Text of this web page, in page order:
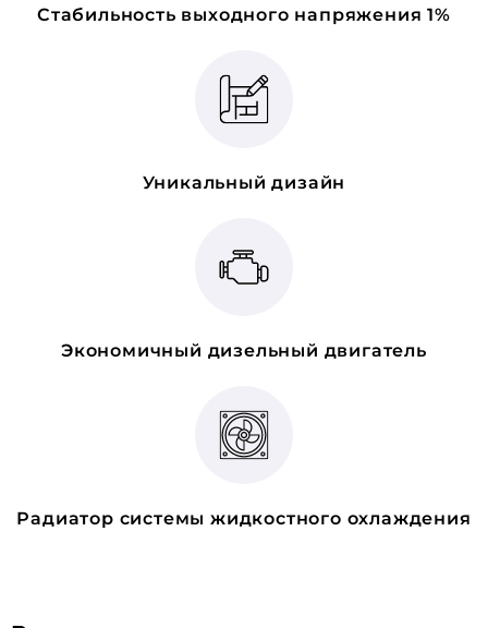
Стабильность выходного напряжения 1%
Уникальный дизайн
Экономичный дизельный двигатель
Радиатор системы жидкостного охлаждения